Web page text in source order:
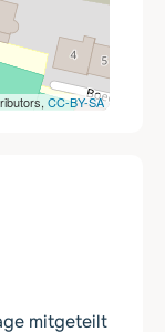
CC-BY-SA
mitgeteilt